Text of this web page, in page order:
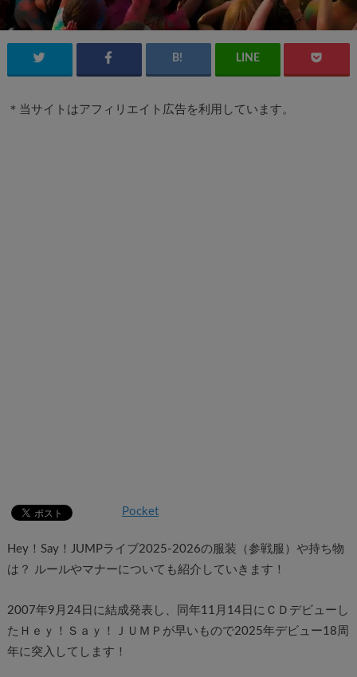
＊当サイトはアフィリエイト広告を利用しています。
Pocket
Hey！Say！JUMPライブ2025-2026の服装（参戦服）や持ち物
は？ ルールやマナーについても紹介していきます！
2007年9月24日に結成発表し、同年11月14日にＣＤデビューし
たＨｅｙ！Ｓａｙ！ＪＵＭＰが早いもので2025年デビュー18周
年に突入してします！